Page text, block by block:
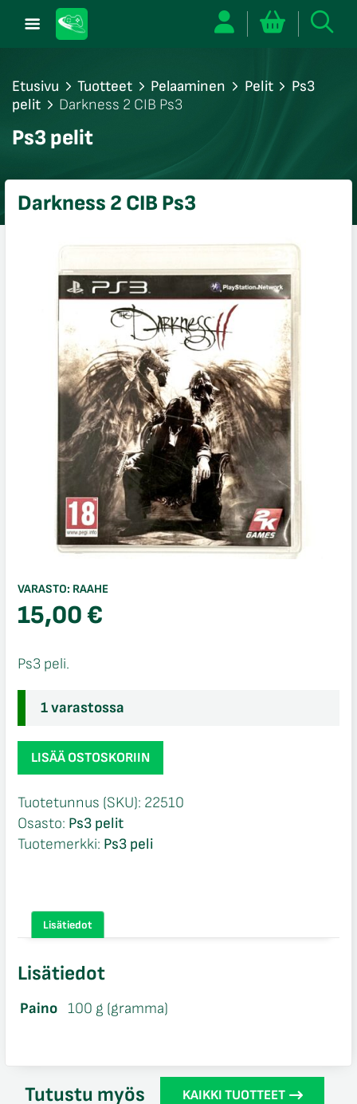
Etusivu Tuotteet Pelaaminen Pelit
Ps3
pelit
Darkness 2 CIB Ps3
Ps3 pelit
Darkness 2 CIB Ps3
VARASTO: RAAHE
15,00€
Ps3 peli.
1 varastossa
Darkness
2
Ps3
määrä
LISÄÄ OSTOSKORIIN
Tuotetunnus (SKU): 22510
Osasto: Ps3 pelit
Tuotemerkki: Ps3 peli
Lisätiedot
Lisätiedot
Paino 100 g (gramma)
Tutustu myös KAIKKI TUOTTEET
sulje
sulje